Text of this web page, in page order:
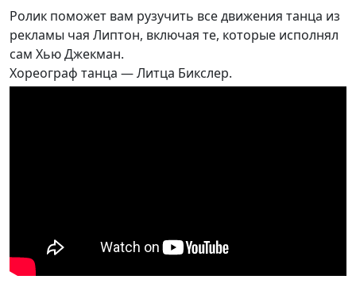
Ролик поможет вам рузучить все движения танца из
рекламы чая Липтон, включая те, которые исполнял
сам Хью Джекман.
Хореограф танца — Литца Бикслер.